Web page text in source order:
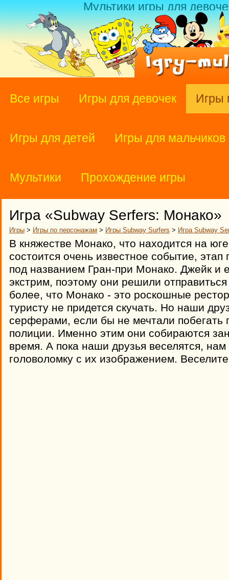
Мультики игры для
Все игры Игры для девочек Игры
Игры для детей Игры для мальчиков
Мультики Прохождение игры
Игра «Subway Serfers: Монако»
Игры > Игры по персонажам > Игры Subway Surfers > Игра Subway
В княжестве Монако, что находится на
состоится очень известное событие,
под названием Гран-при Монако. Джейк и
экстрим, поэтому они решили
более, что Монако - это роскошные
туристу не придется скучать. Но наши
серферами, если бы не мечтали побегать
полиции. Именно этим они собираются
время. А пока наши друзья веселятся,
головоломку с их изображением.